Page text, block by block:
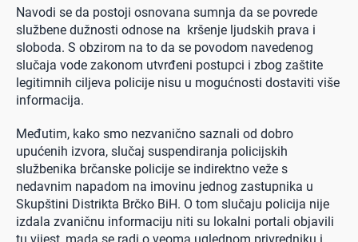
Navodi se da postoji osnovana sumnja da se povrede
službene dužnosti odnose na kršenje ljudskih prava i
sloboda. S obzirom na to da se povodom navedenog
slučaja vode zakonom utvrđeni postupci i zbog zaštite
legitimnih ciljeva policije nisu u mogućnosti dostaviti više
informacija.
Međutim, kako smo nezvanično saznali od dobro
upućenih izvora, slučaj suspendiranja policijskih
službenika brčanske policije se indirektno veže s
nedavnim napadom na imovinu jednog zastupnika u
Skupštini Distrikta Brčko BiH. O tom slučaju policija nije
izdala zvaničnu informaciju niti su lokalni portali objavili
tu vijest, mada se radi o veoma uglednom privredniku i